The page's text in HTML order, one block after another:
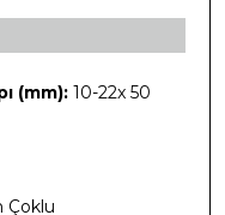
(mm): 10-22x 50
Çoklu